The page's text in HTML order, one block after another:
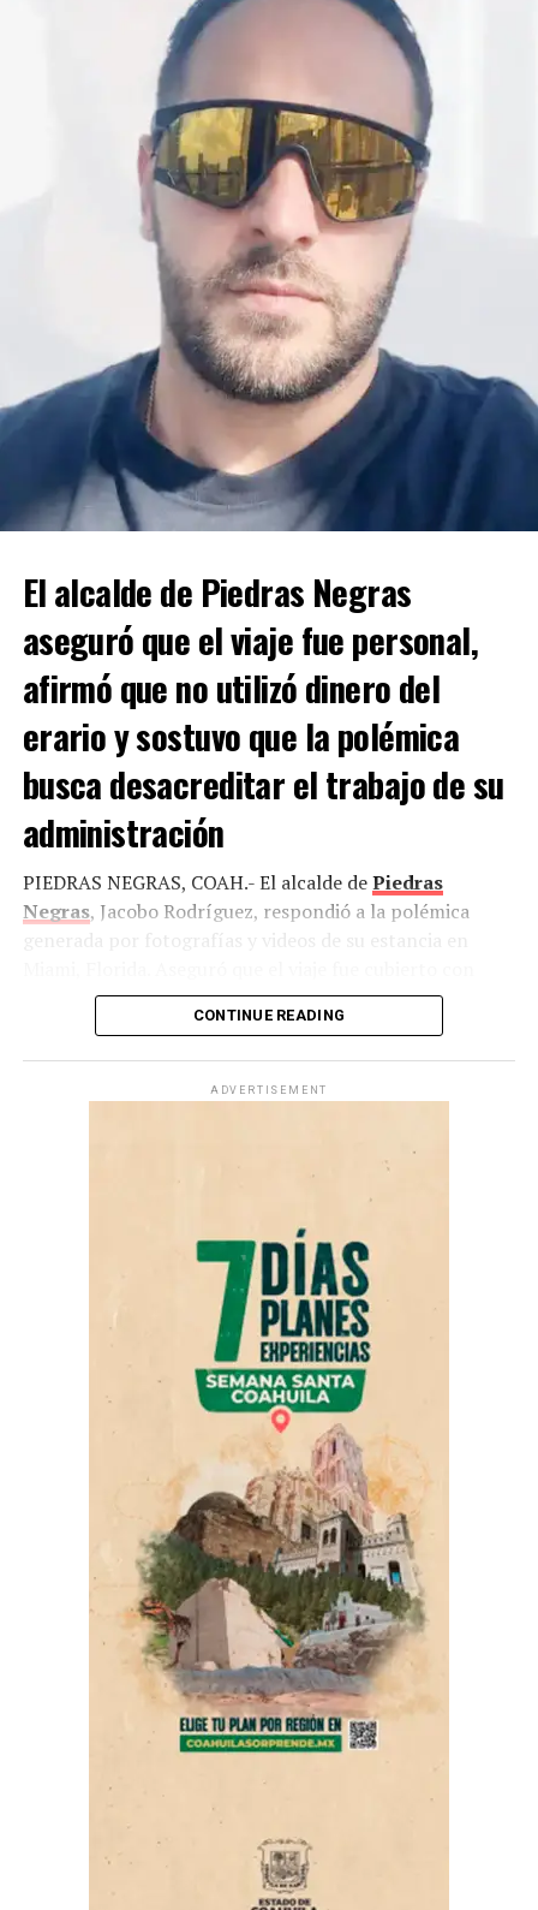
Sobre estos hechos culpó al alcalde de Piedras Negras,
Jacobo Rodríguez, a quien señaló por presuntamente
intentar ponerle una “trampa”.
Con Información Tomada de VANGUARDIA
El alcalde de Piedras Negras
aseguró que el viaje fue personal,
afirmó que no utilizó dinero del
erario y sostuvo que la polémica
busca desacreditar el trabajo de su
administración
PIEDRAS NEGRAS, COAH.- El alcalde dePiedras
Negras, Jacobo Rodríguez, respondió a la polémica
generada por fotografías y videos de su estancia en
recursos propios y negó haber utilizado dinero público
para asistir al partido entre las selecciones de Argentina
y Cabo Verde.
El posicionamiento fue emitido durante una transmisión
oficial de Facebook. Hasta este domingo, la publicación
acumulaba alrededor de 4.8 mil reacciones, 1.9 mil
comentarios y más de 227 mil reproducciones.
Rodríguez explicó que, antes de viajar a Estados Unidos,
sostuvo una agenda de trabajo en la Ciudad de México.
Señaló que acudió al Instituto Mexicano del Seguro
Social (IMSS) y al Sistema Nacional para el Desarrollo
Integral de la Familia (DIF) para dar seguimiento a
diversos proyectos para Piedras Negras.
Respecto a su viaje a Miami, afirmó que se trató de una
actividad personal y que uno de sus objetivos era
presenciar un partido de Lionel Messi durante la Copa
del Mundo. Reiteró que todos los gastos fueron
cubiertos con dinero propio.
“Fue pagado con recurso propio”, sostuvo el edil. Añadió
que nunca ha cargado gastos personales al
Ayuntamiento y afirmó: “No vivo de la política”.
CONTINUE READING
ADVERTISEMENT